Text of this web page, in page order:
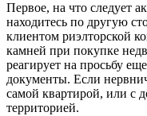
Первое, на что следует
находитесь по другую
клиентом риэлторской
камней при покупке
реагирует на просьбу
документы. Если
самой квартирой, или с
территорией.